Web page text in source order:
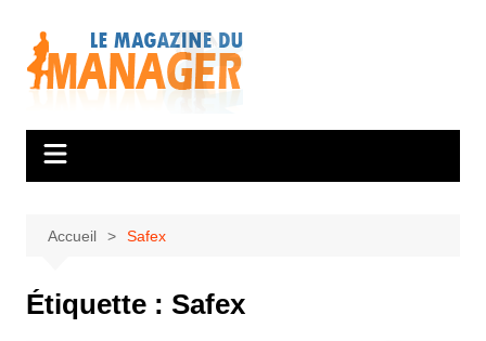
contenu
Accueil Safex
Étiquette : Safex